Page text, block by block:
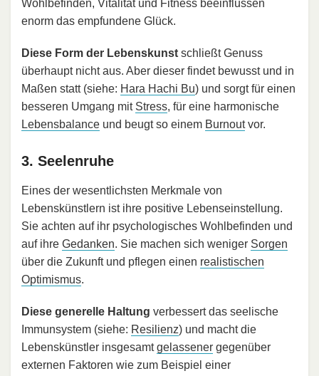
Wohlbefinden, Vitalität und Fitness beeinflussen
enorm das empfundene Glück.
Diese Form der Lebenskunst schließt Genuss
überhaupt nicht aus. Aber dieser findet bewusst und in
Maßen statt (siehe: Hara Hachi Bu) und sorgt für einen
besseren Umgang mit Stress, für eine harmonische
Lebensbalance und beugt so einem Burnoutvor.
3. Seelenruhe
Eines der wesentlichsten Merkmale von
Lebenskünstlern ist ihre positive Lebenseinstellung.
Sie achten auf ihr psychologisches Wohlbefinden und
auf ihre Gedanken. Sie machen sich weniger Sorgen
über die Zukunft und pflegen einen realistischen
Optimismus.
Diese generelle Haltung verbessert das seelische
Immunsystem (siehe: Resilienz) und macht die
Lebenskünstler insgesamtgelassener gegenüber
externen Faktoren wie zum Beispiel einer